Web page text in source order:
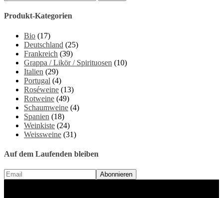
Produkt-Kategorien
Bio (17)
Deutschland (25)
Frankreich (39)
Grappa / Likör / Spirituosen (10)
Italien (29)
Portugal (4)
Roséweine (13)
Rotweine (49)
Schaumweine (4)
Spanien (18)
Weinkiste (24)
Weissweine (31)
Auf dem Laufenden bleiben